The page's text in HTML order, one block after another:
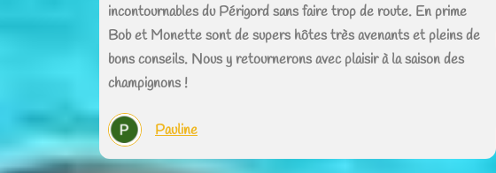
incontournables du Périgord sans faire trop de route. En prime
Bob et Monette sont de supers hôtes très avenants et pleins de
bons conseils. Nous y retournerons avec plaisir à la saison des
champignons !
Pauline